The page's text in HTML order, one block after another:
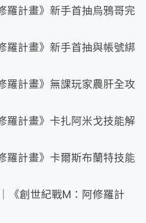
羅計畫》新手首抽烏鴉哥完
羅計畫》新手首抽與帳號綁
羅計畫》無課玩家農肝全攻
羅計畫》卡扎阿米戈技能解
羅計畫》卡爾斯布蘭特技能
《創世紀戰M：阿修羅計